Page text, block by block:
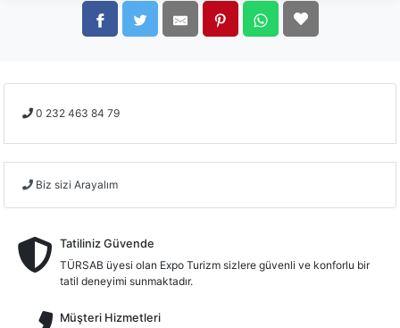
0 232 463 84 79
Biz sizi Arayalım
Tatiliniz Güvende
TÜRSAB üyesi olan Expo Turizm sizlere güvenli ve konforlu bir
tatil deneyimi sunmaktadır.
Müşteri Hizmetleri